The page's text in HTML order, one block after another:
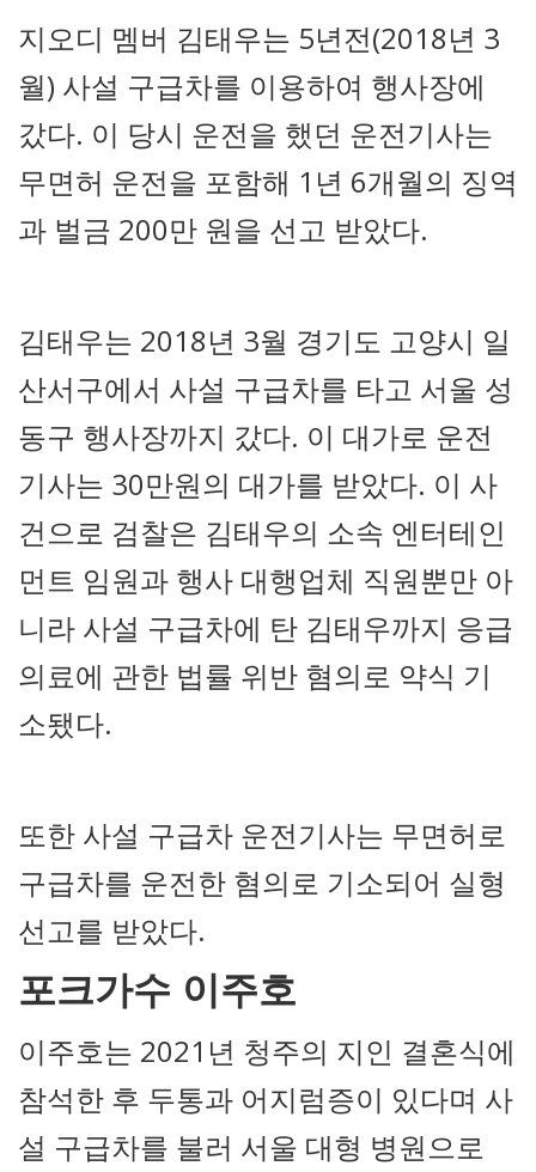
지오디 멤버 김태우는 5년전(2018년 3
월) 사설 구급차를 이용하여 행사장에
갔다. 이 당시 운전을 했던 운전기사는
무면허 운전을 포함해 1년 6개월의 징역
과 벌금 200만 원을 선고 받았다.
김태우는 2018년 3월 경기도 고양시 일
산서구에서 사설 구급차를 타고 서울 성
동구 행사장까지 갔다. 이 대가로 운전
기사는 30만원의 대가를 받았다. 이 사
건으로 검찰은 김태우의 소속 엔터테인
먼트 임원과 행사 대행업체 직원뿐만 아
니라 사설 구급차에 탄 김태우까지 응급
의료에 관한 법률 위반 혐의로 약식 기
소됐다.
또한 사설 구급차 운전기사는 무면허로
구급차를 운전한 혐의로 기소되어 실형
선고를 받았다.
포크가수 이주호
이주호는 2021년 청주의 지인 결혼식에
참석한 후 두통과 어지럼증이 있다며 사
설 구급차를 불러 서울 대형 병원으로